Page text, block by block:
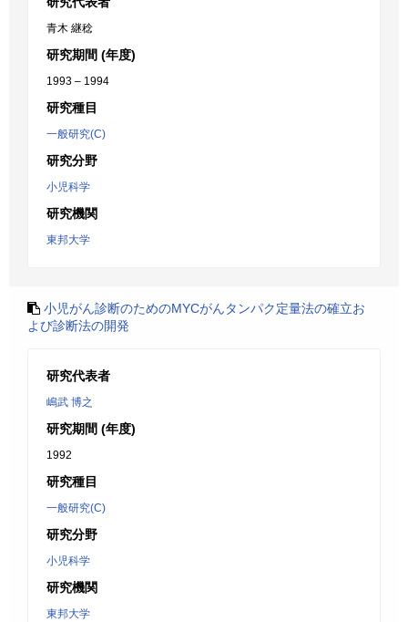
青木 継稔
研究期間 (年度)
1993 – 1994
研究種目
一般研究(C)
研究分野
小児科学
研究機関
東邦大学
小児がん診断のためのMYCがんタンパク定量法の確立お
よび診断法の開発
研究代表者
嶋武 博之
研究期間 (年度)
1992
研究種目
一般研究(C)
研究分野
小児科学
研究機関
東邦大学